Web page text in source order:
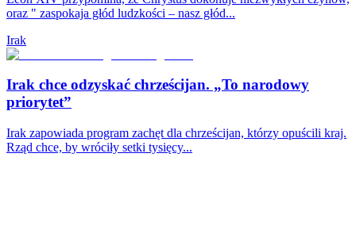
oraz " zaspokaja głód ludzkości – nasz głód...
Irak
Irak chce odzyskać chrześcijan. „To narodowy
priorytet”
Irak zapowiada program zachęt dla chrześcijan, którzy opuścili kraj.
Rząd chce, by wróciły setki tysięcy...